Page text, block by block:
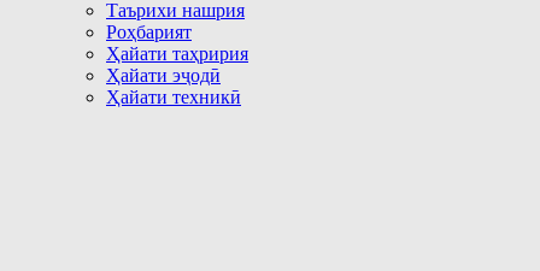
Таърихи нашрия
Роҳбарият
Ҳайати таҳририя
Ҳайати эҷодӣ
Ҳайати техникӣ